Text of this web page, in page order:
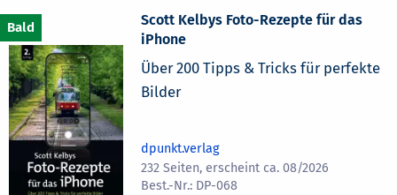
Scott Kelbys Foto-Rezepte für das
iPhone
Über 200 Tipps & Tricks für perfekte
Bilder
dpunkt.verlag
232 Seiten, erscheint ca. 08/2026
DP-068